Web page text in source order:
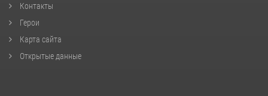
Контакты
Герои
Карта сайта
Открытые данные